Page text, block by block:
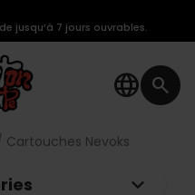
language search
jusqu’à 7 jours ouvrables.
Cartouches Nevoks
keyboard_arrow_down